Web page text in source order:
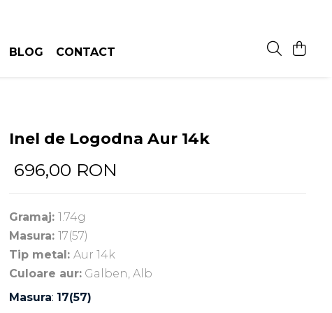
BLOG CONTACT
Inel de Logodna Aur 14k
696,00 RON
Gramaj: 1.74g
Masura: 17(57)
Tip metal: Aur 14k
Culoare aur: Galben, Alb
Masura: 17(57)